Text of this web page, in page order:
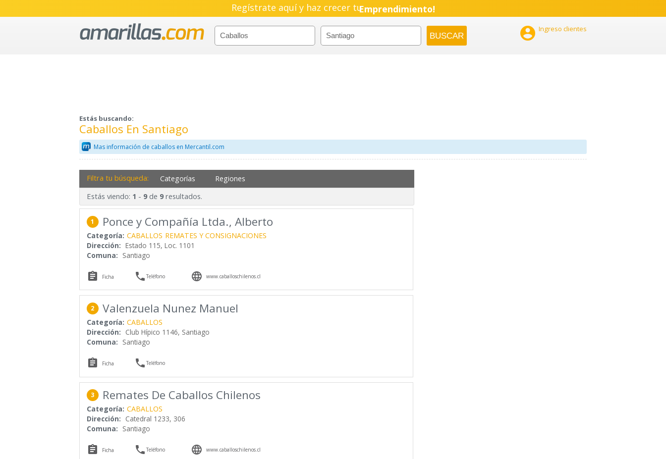
Regístrate aquí y haz crecer tuEmprendimiento!
 Ingreso clientes
Estás buscando:
Caballos En Santiago
Mas información de caballos en Mercantil.com
Filtra tu búsqueda: Categorías Regiones
Estás viendo: 1 - 9de 9resultados.
1 Ponce y Compañía Ltda., Alberto
Categoría: CABALLOS REMATES Y CONSIGNACIONES
Dirección: Estado 115, Loc. 1101
Comuna: Santiago
 Ficha Teléfono  www.caballoschilenos.cl
2 Valenzuela Nunez Manuel
Categoría: CABALLOS
Dirección: Club Hípico 1146, Santiago
Comuna: Santiago
 Ficha Teléfono
3 Remates De Caballos Chilenos
Categoría: CABALLOS
Dirección: Catedral 1233, 306
Comuna: Santiago
 Ficha Teléfono  www.caballoschilenos.cl